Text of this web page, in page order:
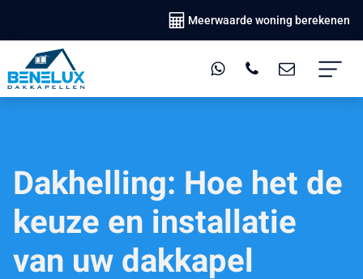
Meerwaarde woning berekenen
Dakhelling: Hoe het de
keuze en installatie
van uw dakkapel